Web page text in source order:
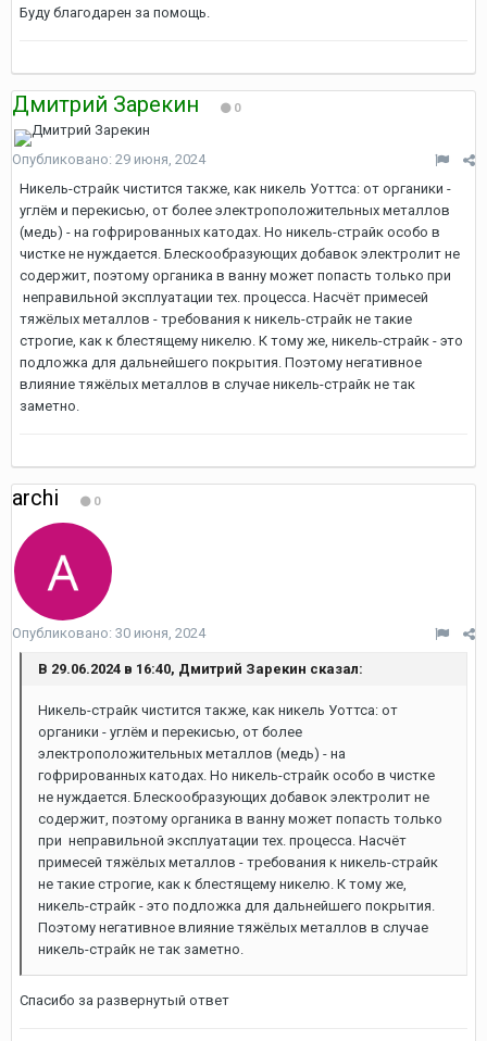
Буду благодарен за помощь.
Дмитрий Зарекин 0
Опубликовано: 29 июня, 2024
Никель-страйк чистится также, как никель Уоттса: от органики -
углём и перекисью, от более электроположительных металлов
(медь) - на гофрированных катодах. Но никель-страйк особо в
чистке не нуждается. Блескообразующих добавок электролит не
содержит, поэтому органика в ванну может попасть только при
неправильной эксплуатации тех. процесса. Насчёт примесей
тяжёлых металлов - требования к никель-страйк не такие
строгие, как к блестящему никелю. К тому же, никель-страйк - это
подложка для дальнейшего покрытия. Поэтому негативное
влияние тяжёлых металлов в случае никель-страйк не так
заметно.
archi 0
Опубликовано: 30 июня, 2024
В 29.06.2024 в 16:40, Дмитрий Зарекин сказал:
Никель-страйк чистится также, как никель Уоттса: от
органики - углём и перекисью, от более
электроположительных металлов (медь) - на
гофрированных катодах. Но никель-страйк особо в чистке
не нуждается. Блескообразующих добавок электролит не
содержит, поэтому органика в ванну может попасть только
при неправильной эксплуатации тех. процесса. Насчёт
примесей тяжёлых металлов - требования к никель-страйк
не такие строгие, как к блестящему никелю. К тому же,
никель-страйк - это подложка для дальнейшего покрытия.
Поэтому негативное влияние тяжёлых металлов в случае
никель-страйк не так заметно.
Спасибо за развернутый ответ